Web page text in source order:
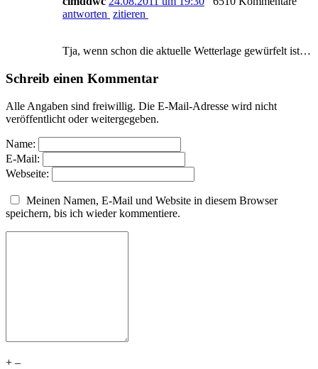
antworten zitieren
Tja, wenn schon die aktuelle Wetterlage gewürfelt ist…
Schreib einen Kommentar
Alle Angaben sind freiwillig. Die E-Mail-Adresse wird nicht
veröffentlicht oder weitergegeben.
Name:
E-Mail:
Webseite:
Meinen Namen, E-Mail und Website in diesem Browser
speichern, bis ich wieder kommentiere.
+ –